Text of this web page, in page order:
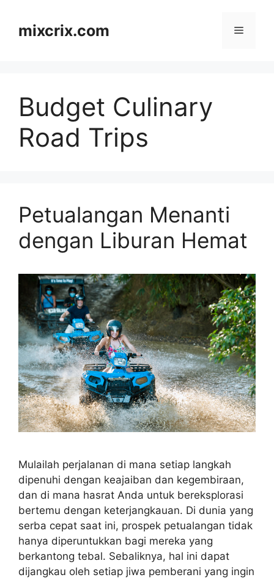
contentmixcrix.com Menu
Budget Culinary
Road Trips
Petualangan Menanti
dengan Liburan Hemat
Mulailah perjalanan di mana setiap langkah
dipenuhi dengan keajaiban dan kegembiraan,
dan di mana hasrat Anda untuk bereksplorasi
bertemu dengan keterjangkauan. Di dunia yang
serba cepat saat ini, prospek petualangan tidak
hanya diperuntukkan bagi mereka yang
berkantong tebal. Sebaliknya, hal ini dapat
dijangkau oleh setiap jiwa pemberani yang ingin